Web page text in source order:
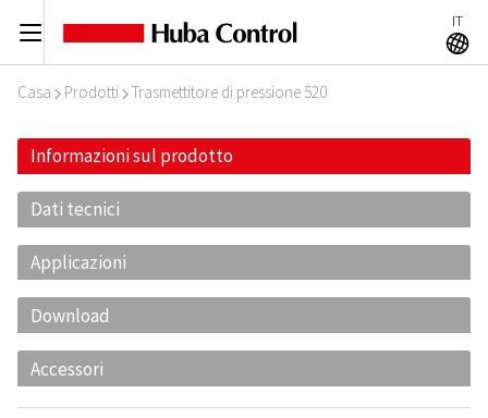
C IT
A
Casa I Prodotti I Trasmettitore di pressione 520
Informazioni sul prodotto
Dati tecnici
Applicazioni
Download
Accessori